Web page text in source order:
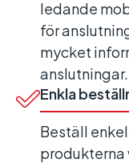
ledande
för
mycket
anslutningar.
Enkla
Beställ
produkterna